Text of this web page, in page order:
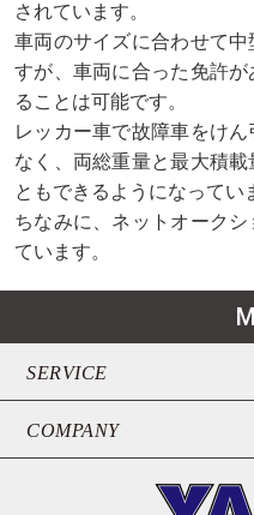
されています。
車両のサイズに合わせて
すが、車両に合った免許
ることは可能です。
レッカー車で故障車をけ
なく、両総重量と最大積
ともできるようになってい
ちなみに、ネットオーク
ています。
SERVICE
COMPANY